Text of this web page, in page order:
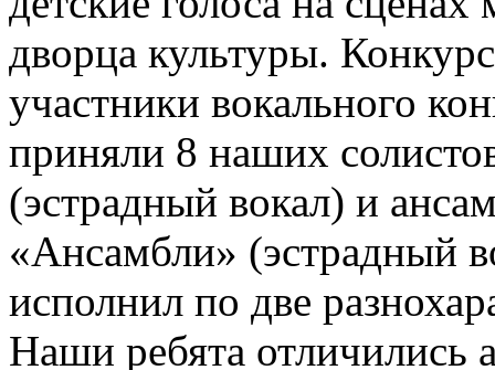
дворца культуры.
участники вокального
приняли 8 наших
(эстрадный вокал) и
«Ансамбли» (эстрадный
исполнил по две
Наши ребята отличились